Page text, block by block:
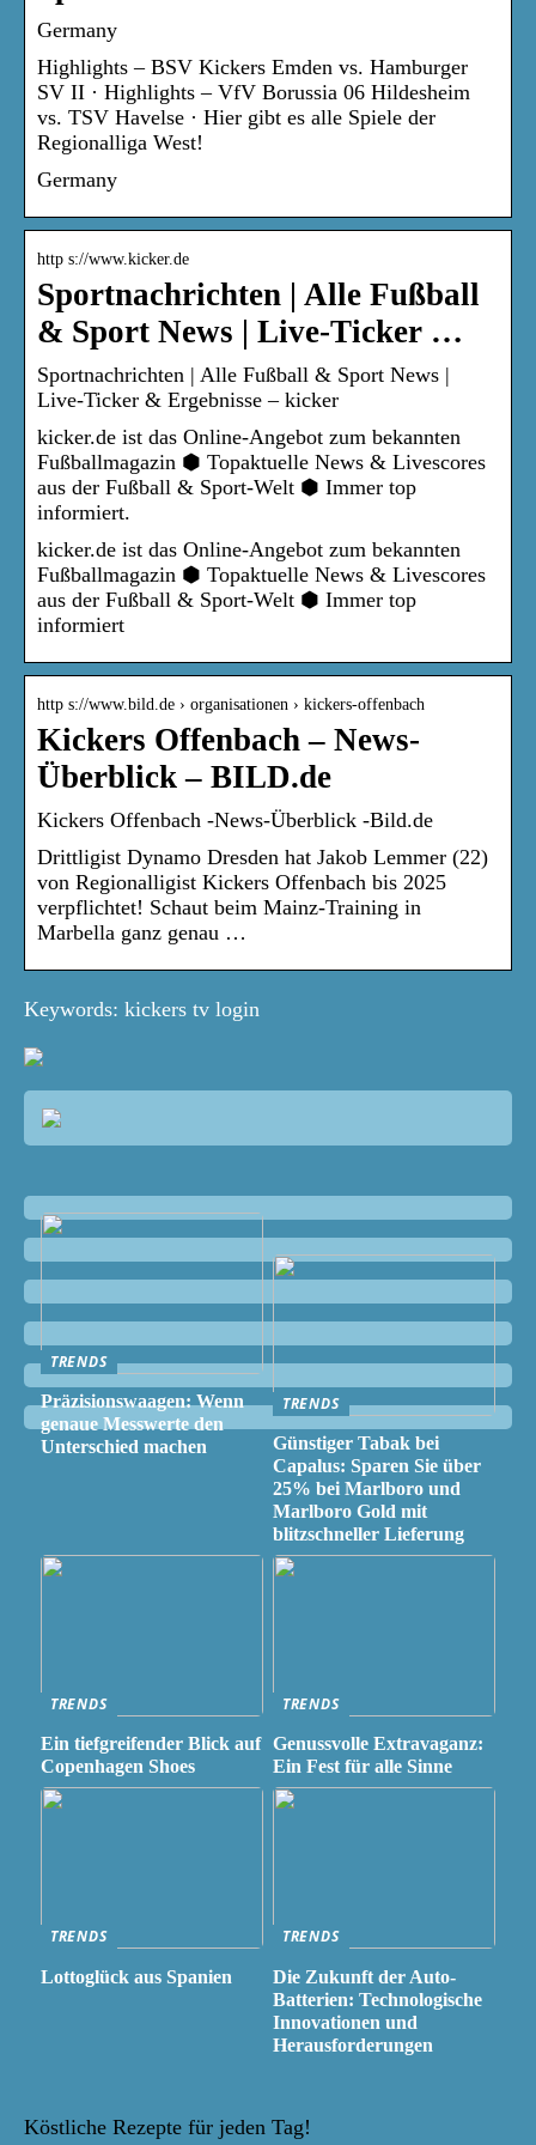
Germany
Highlights – BSV Kickers Emden vs. Hamburger
SV II · Highlights – VfV Borussia 06 Hildesheim
vs. TSV Havelse · Hier gibt es alle Spiele der
Regionalliga West!
Germany
http s://www.kicker.de
Sportnachrichten | Alle Fußball
& Sport News | Live-Ticker …
Sportnachrichten | Alle Fußball & Sport News |
Live-Ticker & Ergebnisse – kicker
kicker.de ist das Online-Angebot zum bekannten
Fußballmagazin ⬢ Topaktuelle News & Livescores
aus der Fußball & Sport-Welt ⬢ Immer top
informiert.
kicker.de ist das Online-Angebot zum bekannten
Fußballmagazin ⬢ Topaktuelle News & Livescores
aus der Fußball & Sport-Welt ⬢ Immer top
informiert
http s://www.bild.de › organisationen › kickers-offenbach
Kickers Offenbach – News-
Überblick – BILD.de
Kickers Offenbach -News-Überblick -Bild.de
Drittligist Dynamo Dresden hat Jakob Lemmer (22)
von Regionalligist Kickers Offenbach bis 2025
verpflichtet! Schaut beim Mainz-Training in
Marbella ganz genau …
Keywords: kickers tv login
TRENDS
Präzisionswaagen: Wenn
genaue Messwerte den
Unterschied machen
TRENDS
Günstiger Tabak bei
Capalus: Sparen Sie über
25% bei Marlboro und
Marlboro Gold mit
blitzschneller Lieferung
TRENDS
Ein tiefgreifender Blick auf
Copenhagen Shoes
TRENDS
Genussvolle Extravaganz:
Ein Fest für alle Sinne
TRENDS
Lottoglück aus Spanien
TRENDS
Die Zukunft der Auto-
Batterien: Technologische
Innovationen und
Herausforderungen
Köstliche Rezepte für jeden Tag!